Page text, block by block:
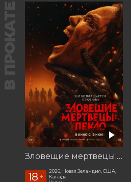
В ПРОКАТЕ
Зловещие мертвецы: Пекло
18 +
2026, Новая Зеландия, США,
Канада